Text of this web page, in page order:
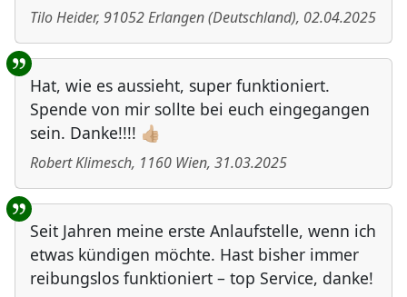
Tilo Heider, 91052Erlangen(Deutschland), 02.04.2025
Hat, wie es aussieht, super funktioniert.
Spende von mir sollte bei euch eingegangen
sein. Danke!!!! 👍🏼
Robert Klimesch, 1160 Wien, 31.03.2025
Seit Jahren meine erste Anlaufstelle, wenn ich
etwas kündigen möchte. Hast bisher immer
reibungslos funktioniert – top Service, danke!